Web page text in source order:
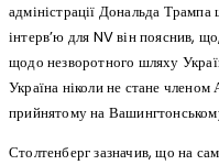
адміністрації Дональда
інтерв’ю для NV він пояснив,
щодо незворотного шляху
Україна ніколи не стане
прийнятому на
Столтенберг зазначив, що на